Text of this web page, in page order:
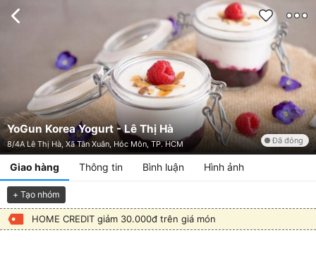
YoGun Korea Yogurt - Lê Thị Hà
8/4A Lê Thị Hà, Xã Tân Xuân, Hóc Môn, TP. HCM Đã đóng
Giao hàng Thông tin Bình luận Hình ảnh
+ Tạo nhóm
HOME CREDIT giảm 30.000đ trên giá món